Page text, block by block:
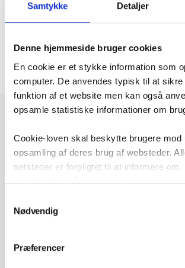
Samtykke Detaljer
Denne hjemmeside bruger cookies
En cookie er et stykke information som
computer. De anvendes typisk til at
funktion af et website men kan også
opsamle statistiske informationer om
Cookie-loven skal beskytte brugere
opsamling af deres brug af websteder.
netsteder er forpligtet til at informere
der afsættes på brugerens udstyr.
til information og samtykke ved lagring
oplysninger i slutbrugeres
af et EU-direktiv om beskyttelse af
elektronisk kommunikation.
Nødvendig
Præferencer
uSkinned website
More information here.
Download - Filstørrelse: 0KB
uSkinned website